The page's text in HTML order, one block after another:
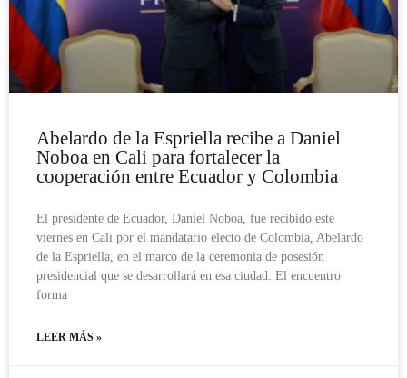
Abelardo de la Espriella recibe a Daniel
Noboa en Cali para fortalecer la
cooperación entre Ecuador y Colombia
El presidente de Ecuador, Daniel Noboa, fue recibido este
viernes en Cali por el mandatario electo de Colombia, Abelardo
de la Espriella, en el marco de la ceremonia de posesión
presidencial que se desarrollará en esa ciudad. El encuentro
forma
LEER MÁS »